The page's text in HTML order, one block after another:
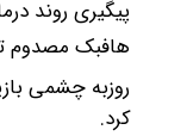
پیگیری روند
هافبک مصدوم
روزبه چشمی
کرد.